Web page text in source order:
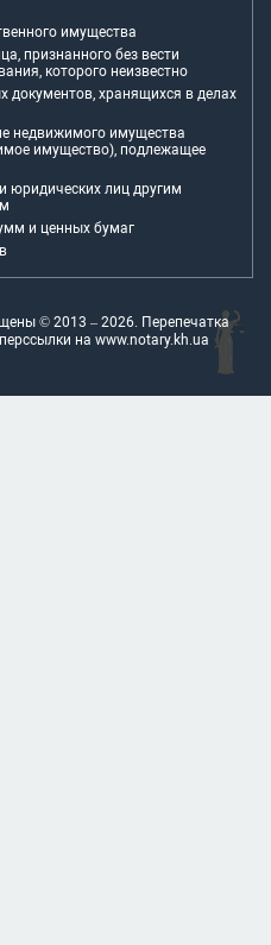
имущества
признанного без вести
которого неизвестно
документов, хранящихся в делах
недвижимого имущества
имущество), подлежащее
юридических лиц другим
и ценных бумаг
© 2013 – 2026. Перепечатка
на www.notary.kh.ua